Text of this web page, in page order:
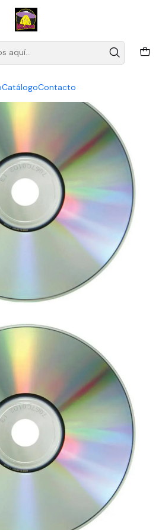
CatálogoContacto
texto del slide